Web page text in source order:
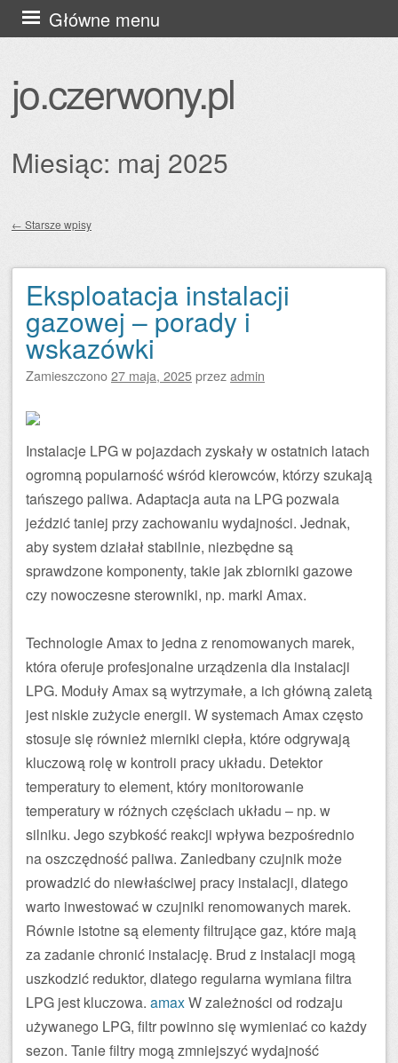
jo.czerwony.pl
Główne menu
Przejdź
do
Miesiąc: maj 2025
← Starsze wpisy
Eksploatacja instalacji
gazowej – porady i
wskazówki
Zamieszczono27 maja, 2025przezadmin
Instalacje LPG w pojazdach zyskały w ostatnich latach
ogromną popularność wśród kierowców, którzy szukają
tańszego paliwa. Adaptacja auta na LPG pozwala
jeździć taniej przy zachowaniu wydajności. Jednak,
aby system działał stabilnie, niezbędne są
sprawdzone komponenty, takie jak zbiorniki gazowe
czy nowoczesne sterowniki, np. marki Amax.
Technologie Amax to jedna z renomowanych marek,
która oferuje profesjonalne urządzenia dla instalacji
LPG. Moduły Amax są wytrzymałe, a ich główną zaletą
jest niskie zużycie energii. W systemach Amax często
stosuje się również mierniki ciepła, które odgrywają
kluczową rolę w kontroli pracy układu. Detektor
temperatury to element, który monitorowanie
temperatury w różnych częściach układu – np. w
silniku. Jego szybkość reakcji wpływa bezpośrednio
na oszczędność paliwa. Zaniedbany czujnik może
prowadzić do niewłaściwej pracy instalacji, dlatego
warto inwestować w czujniki renomowanych marek.
Równie istotne są elementy filtrujące gaz, które mają
za zadanie chronić instalację. Brud z instalacji mogą
uszkodzić reduktor, dlatego regularna wymiana filtra
LPG jest kluczowa. amaxW zależności od rodzaju
używanego LPG, filtr powinno się wymieniać co każdy
sezon. Tanie filtry mogą zmniejszyć wydajność